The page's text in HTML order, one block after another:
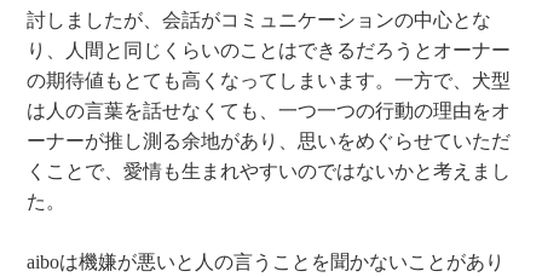
討しましたが、会話がコミュニケーションの中心とな
り、人間と同じくらいのことはできるだろうとオーナー
の期待値もとても高くなってしまいます。一方で、犬型
は人の言葉を話せなくても、一つ一つの行動の理由をオ
ーナーが推し測る余地があり、思いをめぐらせていただ
くことで、愛情も生まれやすいのではないかと考えまし
た。
aiboは機嫌が悪いと人の言うことを聞かないことがあり